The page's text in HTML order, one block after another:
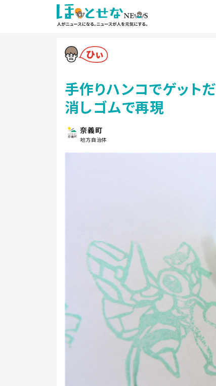
手作りハンコでゲッ
消しゴムで再現
奈義町
地方自治体